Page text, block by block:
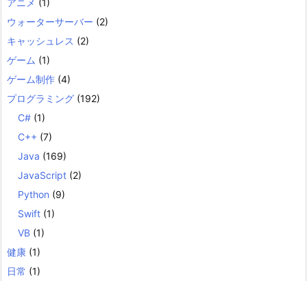
アニメ (1)
ウォーターサーバー (2)
キャッシュレス (2)
ゲーム (1)
ゲーム制作 (4)
プログラミング (192)
C# (1)
C++ (7)
Java (169)
JavaScript (2)
Python (9)
Swift (1)
VB (1)
健康 (1)
日常 (1)